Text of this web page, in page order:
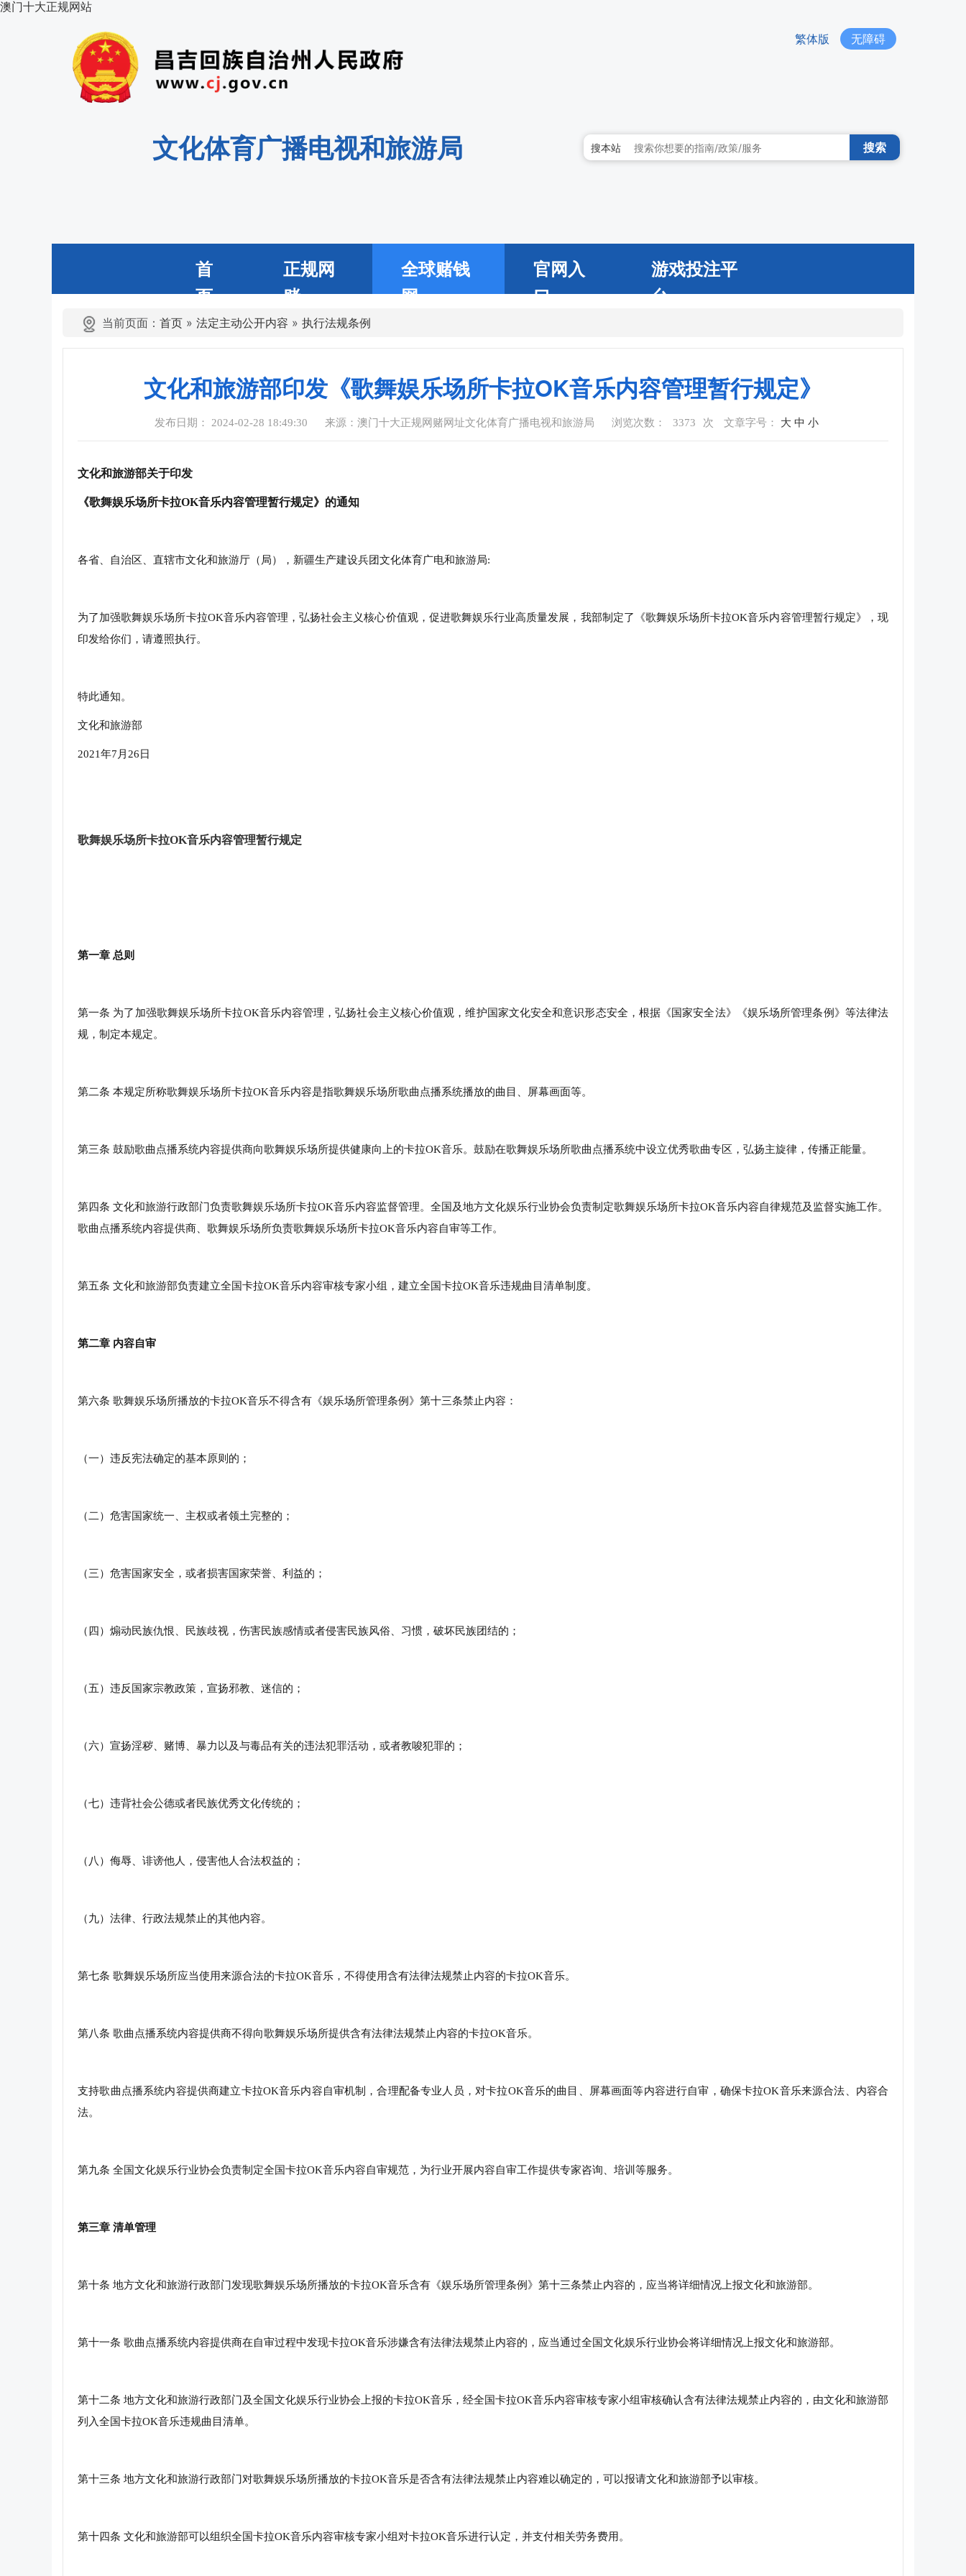
澳门十大正规网站
繁体版 无障碍
文化体育广播电视和旅游局 搜本站 搜索
首
页
正规网
赌
全球赌钱
网
官网入
口
游戏投注平
台
当前页面： 首页 » 法定主动公开内容 » 执行法规条例
文化和旅游部印发《歌舞娱乐场所卡拉OK音乐内容管理暂行规定》
发布日期： 2024-02-28 18:49:30 来源：澳门十大正规网赌网址文化体育广播电视和旅游局 浏览次数： 3373 次 文章字号： 大 中 小
文化和旅游部关于印发
《歌舞娱乐场所卡拉OK音乐内容管理暂行规定》的通知
各省、自治区、直辖市文化和旅游厅（局），新疆生产建设兵团文化体育广电和旅游局:
为了加强歌舞娱乐场所卡拉OK音乐内容管理，弘扬社会主义核心价值观，促进歌舞娱乐行业高质量发展，我部制定了《歌舞娱乐场所卡拉OK音乐内容管理暂行规定》，现
印发给你们，请遵照执行。
特此通知。
文化和旅游部
2021年7月26日
歌舞娱乐场所卡拉OK音乐内容管理暂行规定
第一章 总则
第一条 为了加强歌舞娱乐场所卡拉OK音乐内容管理，弘扬社会主义核心价值观，维护国家文化安全和意识形态安全，根据《国家安全法》《娱乐场所管理条例》等法律法
规，制定本规定。
第二条 本规定所称歌舞娱乐场所卡拉OK音乐内容是指歌舞娱乐场所歌曲点播系统播放的曲目、屏幕画面等。
第三条 鼓励歌曲点播系统内容提供商向歌舞娱乐场所提供健康向上的卡拉OK音乐。鼓励在歌舞娱乐场所歌曲点播系统中设立优秀歌曲专区，弘扬主旋律，传播正能量。
第四条 文化和旅游行政部门负责歌舞娱乐场所卡拉OK音乐内容监督管理。全国及地方文化娱乐行业协会负责制定歌舞娱乐场所卡拉OK音乐内容自律规范及监督实施工作。
歌曲点播系统内容提供商、歌舞娱乐场所负责歌舞娱乐场所卡拉OK音乐内容自审等工作。
第五条 文化和旅游部负责建立全国卡拉OK音乐内容审核专家小组，建立全国卡拉OK音乐违规曲目清单制度。
第二章 内容自审
第六条 歌舞娱乐场所播放的卡拉OK音乐不得含有《娱乐场所管理条例》第十三条禁止内容：
（一）违反宪法确定的基本原则的；
（二）危害国家统一、主权或者领土完整的；
（三）危害国家安全，或者损害国家荣誉、利益的；
（四）煽动民族仇恨、民族歧视，伤害民族感情或者侵害民族风俗、习惯，破坏民族团结的；
（五）违反国家宗教政策，宣扬邪教、迷信的；
（六）宣扬淫秽、赌博、暴力以及与毒品有关的违法犯罪活动，或者教唆犯罪的；
（七）违背社会公德或者民族优秀文化传统的；
（八）侮辱、诽谤他人，侵害他人合法权益的；
（九）法律、行政法规禁止的其他内容。
第七条 歌舞娱乐场所应当使用来源合法的卡拉OK音乐，不得使用含有法律法规禁止内容的卡拉OK音乐。
第八条 歌曲点播系统内容提供商不得向歌舞娱乐场所提供含有法律法规禁止内容的卡拉OK音乐。
支持歌曲点播系统内容提供商建立卡拉OK音乐内容自审机制，合理配备专业人员，对卡拉OK音乐的曲目、屏幕画面等内容进行自审，确保卡拉OK音乐来源合法、内容合
法。
第九条 全国文化娱乐行业协会负责制定全国卡拉OK音乐内容自审规范，为行业开展内容自审工作提供专家咨询、培训等服务。
第三章 清单管理
第十条 地方文化和旅游行政部门发现歌舞娱乐场所播放的卡拉OK音乐含有《娱乐场所管理条例》第十三条禁止内容的，应当将详细情况上报文化和旅游部。
第十一条 歌曲点播系统内容提供商在自审过程中发现卡拉OK音乐涉嫌含有法律法规禁止内容的，应当通过全国文化娱乐行业协会将详细情况上报文化和旅游部。
第十二条 地方文化和旅游行政部门及全国文化娱乐行业协会上报的卡拉OK音乐，经全国卡拉OK音乐内容审核专家小组审核确认含有法律法规禁止内容的，由文化和旅游部
列入全国卡拉OK音乐违规曲目清单。
第十三条 地方文化和旅游行政部门对歌舞娱乐场所播放的卡拉OK音乐是否含有法律法规禁止内容难以确定的，可以报请文化和旅游部予以审核。
第十四条 文化和旅游部可以组织全国卡拉OK音乐内容审核专家小组对卡拉OK音乐进行认定，并支付相关劳务费用。